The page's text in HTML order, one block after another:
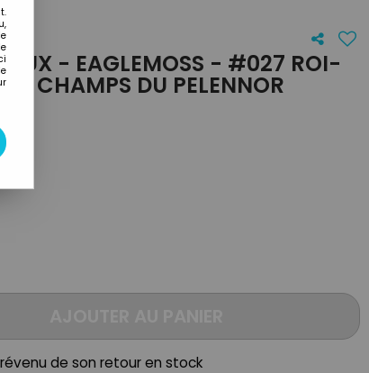
- EAGLEMOSS - #027 ROI-
CHAMPS DU PELENNOR
de son retour en stock